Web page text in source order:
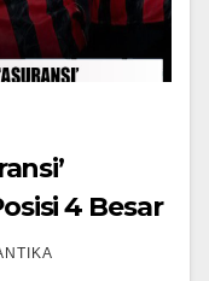
4 Besar